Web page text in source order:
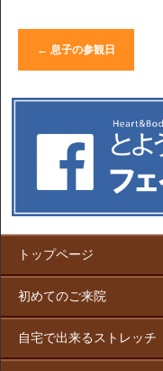
← 息子の参観日
トップページ
初めてのご来院
自宅で出来るストレッチ